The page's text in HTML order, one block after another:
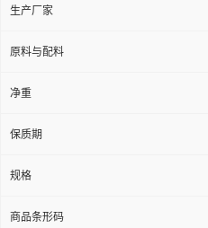
生产厂家
原料与配料
净重
保质期
规格
商品条形码